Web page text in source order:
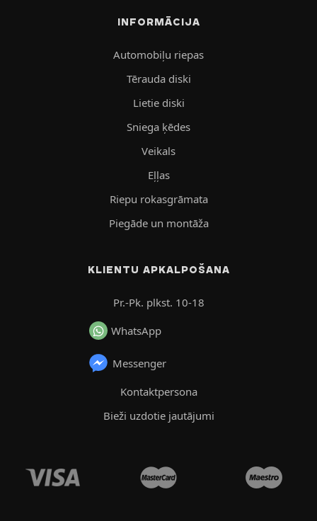
INFORMĀCIJA
Automobiļu riepas
Tērauda diski
Lietie diski
Sniega ķēdes
Veikals
Eļļas
Riepu rokasgrāmata
Piegāde un montāža
KLIENTU APKALPOŠANA
Pr.-Pk. plkst. 10-18
WhatsApp
Messenger
Kontaktpersona
Bieži uzdotie jautājumi